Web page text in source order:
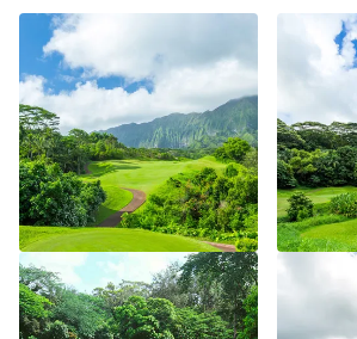
しいただけます。 ＜レンタルクラブの貸出も承って
おります＞ 「ハワイでゴルフはした
らキャディーバッグを持ってくるの
ぶらでゴルフしたい」そんな方はレ
ご利用が便利です。 申し込み方法：
ご予約時、追加オプションが表示さ
希望のレンタルクラブを選択くださ